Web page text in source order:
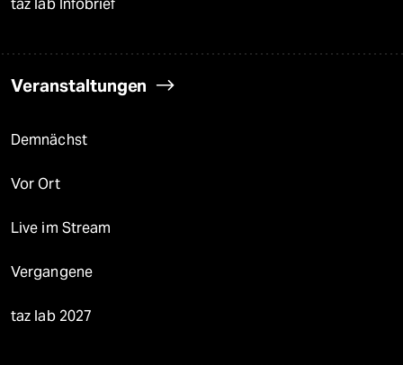
taz lab Infobrief
Veranstaltungen
Demnächst
Vor Ort
Live im Stream
Vergangene
taz lab 2027